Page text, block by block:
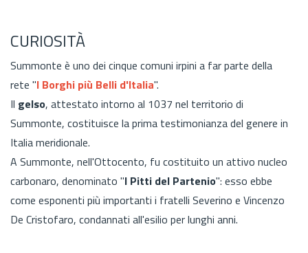
CURIOSITÀ
Summonte è uno dei cinque comuni irpini a far parte della
rete "I Borghi più Belli d'Italia".
Il gelso, attestato intorno al 1037 nel territorio di
Summonte, costituisce la prima testimonianza del genere in
Italia meridionale.
A Summonte, nell'Ottocento, fu costituito un attivo nucleo
carbonaro, denominato "I Pitti del Partenio": esso ebbe
come esponenti più importanti i fratelli Severino e Vincenzo
De Cristofaro, condannati all'esilio per lunghi anni.